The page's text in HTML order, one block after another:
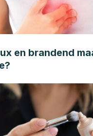
en brandend